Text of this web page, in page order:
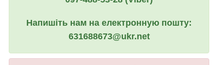
Напишіть нам на електронную пошту:
631688673@ukr.net